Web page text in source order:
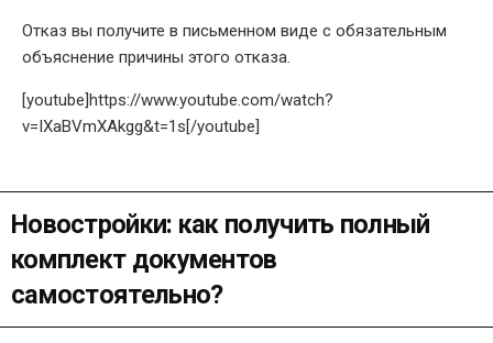
Отказ вы получите в письменном виде с обязательным
объяснение причины этого отказа.
[youtube]https://www.youtube.com/watch?
v=IXaBVmXAkgg&t=1s[/youtube]
Новостройки: как получить полный
комплект документов
самостоятельно?